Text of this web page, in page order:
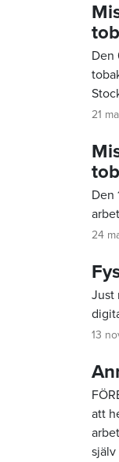
Den
21
Den
24
Just
13
att